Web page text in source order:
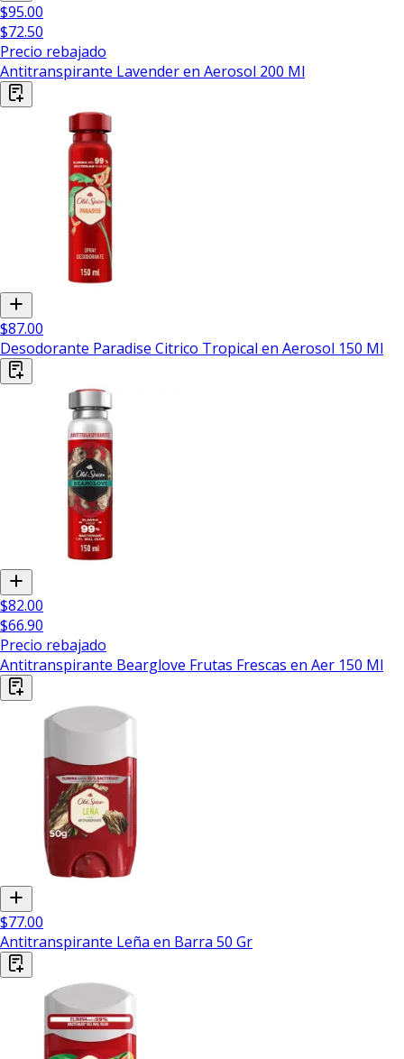
$95.00
$72.50
Precio rebajado
Antitranspirante Lavender en Aerosol 200 Ml
$87.00
Desodorante Paradise Citrico Tropical en Aerosol 150 Ml
$82.00
$66.90
Precio rebajado
Antitranspirante Bearglove Frutas Frescas en Aer 150 Ml
$77.00
Antitranspirante Leña en Barra 50 Gr